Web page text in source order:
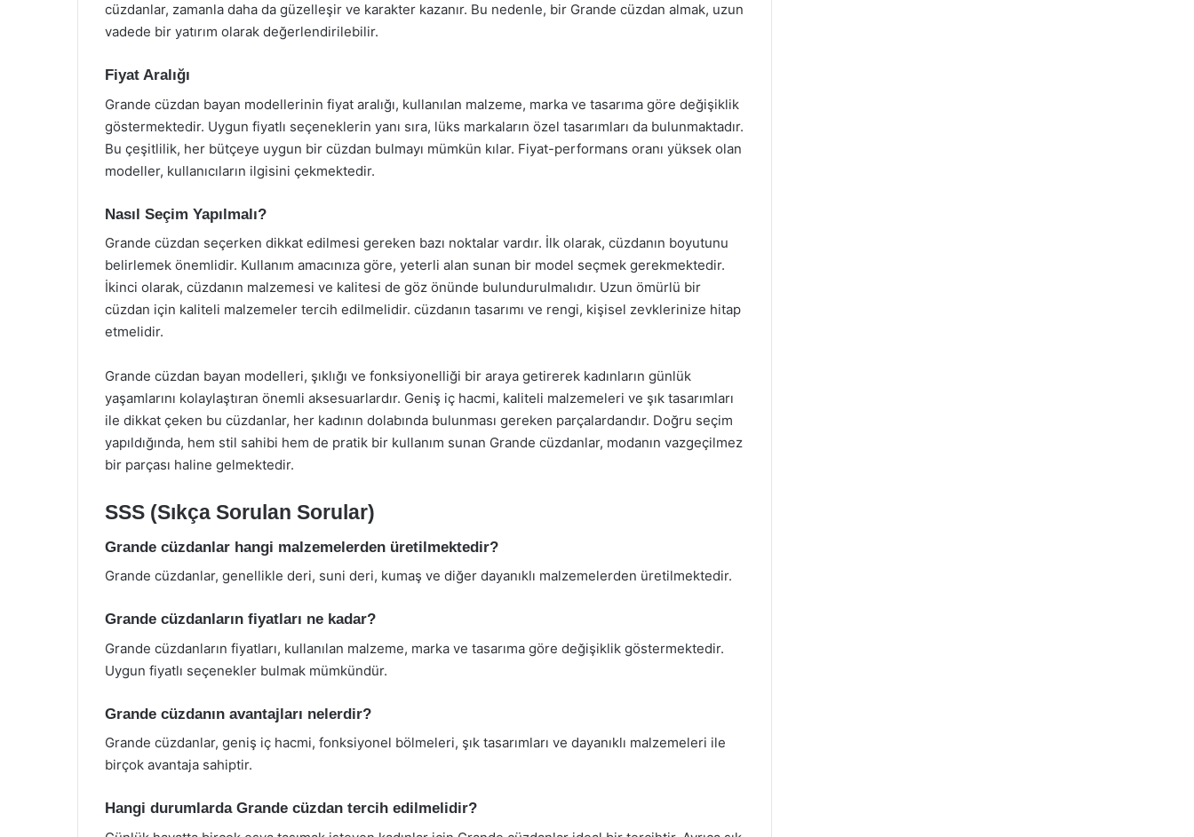
cüzdanlar, zamanla daha da güzelleşir ve karakter kazanır. Bu nedenle, bir Grande cüzdan almak, uzun
vadede bir yatırım olarak değerlendirilebilir.
Fiyat Aralığı
Grande cüzdan bayan modellerinin fiyat aralığı, kullanılan malzeme, marka ve tasarıma göre değişiklik
göstermektedir. Uygun fiyatlı seçeneklerin yanı sıra, lüks markaların özel tasarımları da bulunmaktadır.
Bu çeşitlilik, her bütçeye uygun bir cüzdan bulmayı mümkün kılar. Fiyat-performans oranı yüksek olan
modeller, kullanıcıların ilgisini çekmektedir.
Nasıl Seçim Yapılmalı?
Grande cüzdan seçerken dikkat edilmesi gereken bazı noktalar vardır. İlk olarak, cüzdanın boyutunu
belirlemek önemlidir. Kullanım amacınıza göre, yeterli alan sunan bir model seçmek gerekmektedir.
İkinci olarak, cüzdanın malzemesi ve kalitesi de göz önünde bulundurulmalıdır. Uzun ömürlü bir
cüzdan için kaliteli malzemeler tercih edilmelidir. cüzdanın tasarımı ve rengi, kişisel zevklerinize hitap
etmelidir.
Grande cüzdan bayan modelleri, şıklığı ve fonksiyonelliği bir araya getirerek kadınların günlük
yaşamlarını kolaylaştıran önemli aksesuarlardır. Geniş iç hacmi, kaliteli malzemeleri ve şık tasarımları
ile dikkat çeken bu cüzdanlar, her kadının dolabında bulunması gereken parçalardandır. Doğru seçim
yapıldığında, hem stil sahibi hem de pratik bir kullanım sunan Grande cüzdanlar, modanın vazgeçilmez
bir parçası haline gelmektedir.
SSS (Sıkça Sorulan Sorular)
Grande cüzdanlar hangi malzemelerden üretilmektedir?
Grande cüzdanlar, genellikle deri, suni deri, kumaş ve diğer dayanıklı malzemelerden üretilmektedir.
Grande cüzdanların fiyatları ne kadar?
Grande cüzdanların fiyatları, kullanılan malzeme, marka ve tasarıma göre değişiklik göstermektedir.
Uygun fiyatlı seçenekler bulmak mümkündür.
Grande cüzdanın avantajları nelerdir?
Grande cüzdanlar, geniş iç hacmi, fonksiyonel bölmeleri, şık tasarımları ve dayanıklı malzemeleri ile
birçok avantaja sahiptir.
Hangi durumlarda Grande cüzdan tercih edilmelidir?